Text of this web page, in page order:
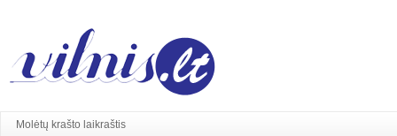
Molėtų krašto laikraštis